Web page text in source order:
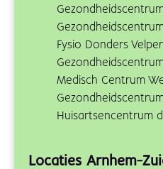
Fysio Donders
Medisch Centrum
Huisartsencentrum
Locaties Arnhem-